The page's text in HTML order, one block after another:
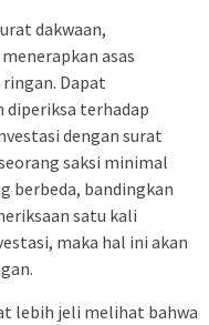
dakwaan,
asas
Dapat
diperiksa terhadap
dengan surat
saksi minimal
berbeda, bandingkan
satu kali
maka hal ini akan
lebih jeli melihat bahwa